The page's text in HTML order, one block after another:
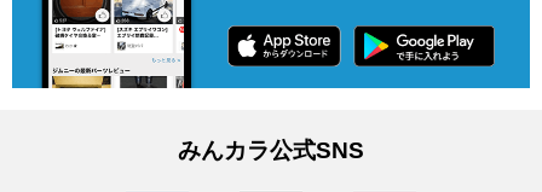
みんカラ公式SNS